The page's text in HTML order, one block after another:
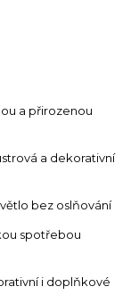
a přirozenou
a dekorativní
bez oslňování
spotřebou
i doplňkové